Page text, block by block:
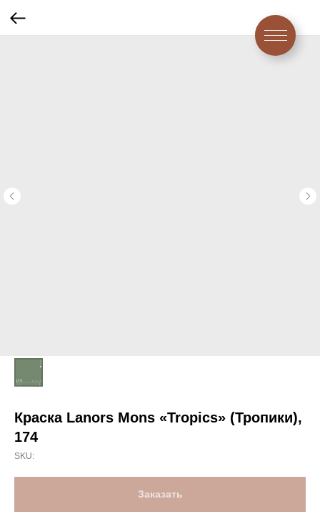
Краска Lanors Mons «Tropics» (Тропики),
174
SKU:
Заказать